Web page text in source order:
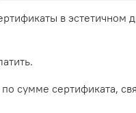
в
сумме сертификата,